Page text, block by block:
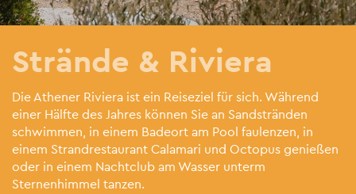
Strände & Riviera
Die Athener Riviera ist ein Reiseziel für sich. Während
einer Hälfte des Jahres können Sie an Sandstränden
schwimmen, in einem Badeort am Pool faulenzen, in
einem Strandrestaurant Calamari und Octopus genießen
oder in einem Nachtclub am Wasser unterm
Sternenhimmel tanzen.